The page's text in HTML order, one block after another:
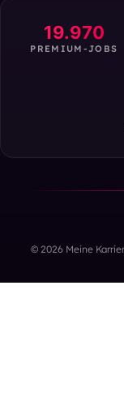
19.970
PREMIUM-JOBS
© 2026 Meine